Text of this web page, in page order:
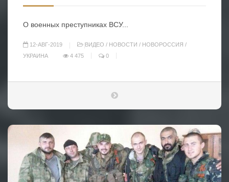
О военных преступниках ВСУ...
12-АВГ-2019 ВИДЕО / НОВОСТИ / НОВОРОССИЯ /
УКРАИНА
4 475 0